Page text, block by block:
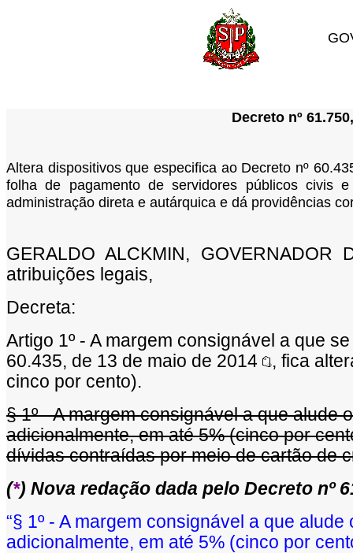
Decreto nº
Altera dispositivos que especifica ao Decreto nº
folha de pagamento de servidores públicos civis
administração direta e autárquica e dá providências
GERALDO ALCKMIN,
atribuições legais,
Decreta:
Artigo 1º - A margem consignável a que
60.435, de 13 de maio de 2014
, fica
cinco por cento).
§ 1º - A margem consignável a que alude
adicionalmente, em até 5% (cinco por
dívidas contraídas por meio de cartão de
(*) Nova redação dada pelo Decreto nº
“§ 1º - A margem consignável a que
adicionalmente, em até 5% (cinco por